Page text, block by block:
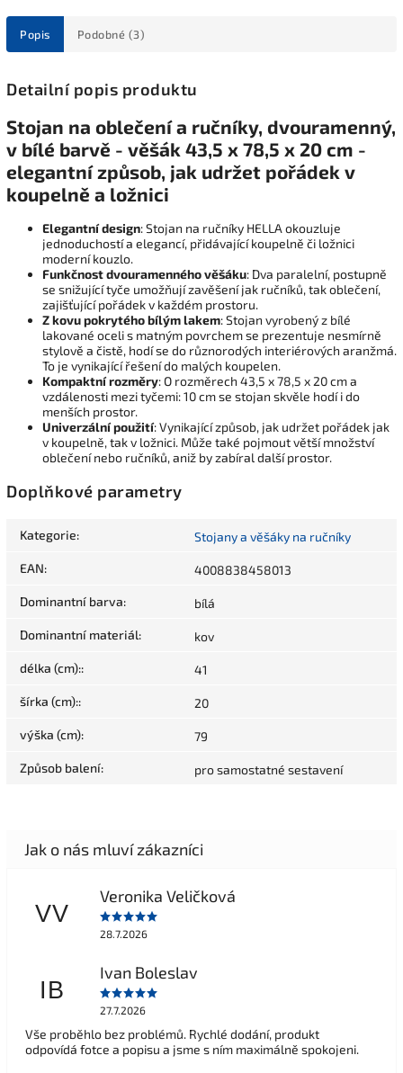
Popis Podobné (3)
Detailní popis produktu
Stojan na oblečení a ručníky, dvouramenný,
v bílé barvě - věšák 43,5 x 78,5 x 20 cm -
elegantní způsob, jak udržet pořádek v
koupelně a ložnici
Elegantní design: Stojan na ručníky HELLA okouzluje
jednoduchostí a elegancí, přidávající koupelně či ložnici
moderní kouzlo.
Funkčnost dvouramenného věšáku: Dva paralelní, postupně
se snižující tyče umožňují zavěšení jak ručníků, tak oblečení,
zajišťující pořádek v každém prostoru.
Z kovu pokrytého bílým lakem: Stojan vyrobený z bílé
lakované oceli s matným povrchem se prezentuje nesmírně
stylově a čistě, hodí se do různorodých interiérových aranžmá.
To je vynikající řešení do malých koupelen.
Kompaktní rozměry: O rozměrech 43,5 x 78,5 x 20 cm a
vzdálenosti mezi tyčemi: 10 cm se stojan skvěle hodí i do
menších prostor.
Univerzální použití: Vynikající způsob, jak udržet pořádek jak
v koupelně, tak v ložnici. Může také pojmout větší množství
oblečení nebo ručníků, aniž by zabíral další prostor.
Doplňkové parametry
Kategorie: Stojany a věšáky na ručníky
EAN: 4008838458013
Dominantní barva: bílá
Dominantní materiál: kov
délka (cm):: 41
šírka (cm):: 20
výška (cm): 79
Způsob balení: pro samostatné sestavení
VV
Veronika Veličková
28.7.2026
IB
Ivan Boleslav
27.7.2026
Vše proběhlo bez problémů. Rychlé dodání, produkt
odpovídá fotce a popisu a jsme s ním maximálně spokojeni.